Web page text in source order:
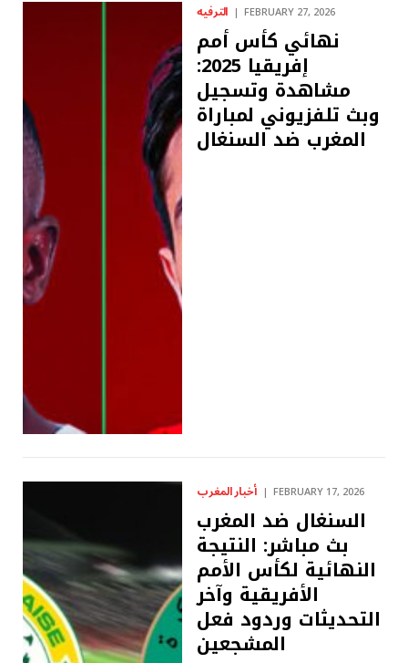
الترفيه FEBRUARY 27, 2026
نهائي كأس أمم
إفريقيا 2025:
مشاهدة وتسجيل
وبث تلفزيوني لمباراة
المغرب ضد السنغال
أخبار المغرب FEBRUARY 17, 2026
السنغال ضد المغرب
بث مباشر: النتيجة
النهائية لكأس الأمم
الأفريقية وآخر
التحديثات وردود فعل
المشجعين